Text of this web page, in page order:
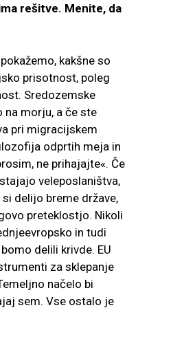
rešitve. Menite, da
kakšne so
prisotnost, poleg
Sredozemske
morju, a če ste
pri migracijskem
odprtih meja in
ne prihajajte«. Če
veleposlaništva,
delijo breme države,
preteklostjo. Nikoli
in tudi
delili krivde. EU
za sklepanje
načelo bi
sem. Vse ostalo je